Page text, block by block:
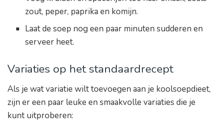
zout, peper, paprika en komijn.
Laat de soep nog een paar minuten sudderen en
serveer heet.
Variaties op het standaardrecept
Als je wat variatie wilt toevoegen aan je koolsoepdieet,
zijn er een paar leuke en smaakvolle variaties die je
kunt uitproberen: